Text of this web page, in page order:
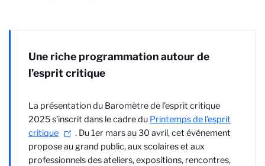
Une riche programmation autour de
l’esprit critique
La présentation du Baromètre de l’esprit critique
2025 s’inscrit dans le cadre du Printemps de l'esprit
critique
. Du 1er mars au 30 avril, cet événement
propose au grand public, aux scolaires et aux
professionnels des ateliers, expositions, rencontres,